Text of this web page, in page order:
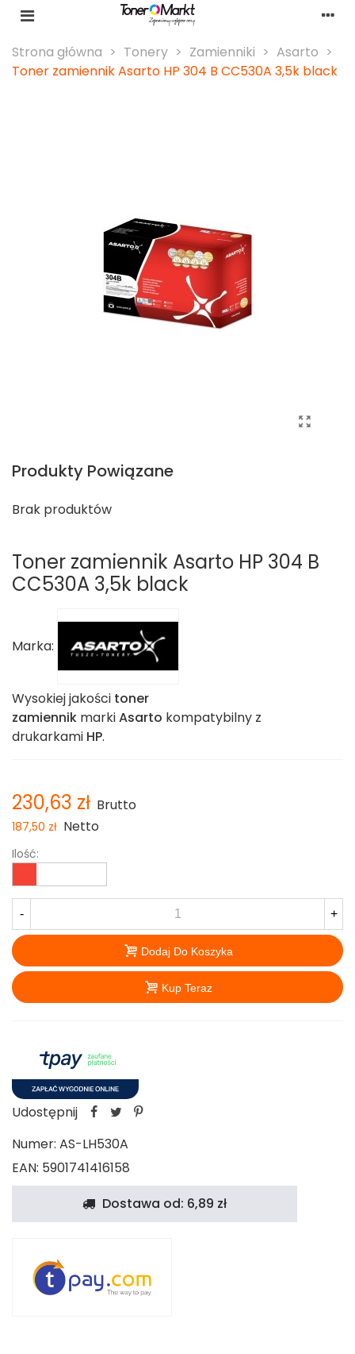
Strona główna > Tonery > Zamienniki > Asarto >
Toner zamiennik Asarto HP 304 B CC530A 3,5k black
Produkty Powiązane
Brak produktów
Toner zamiennik Asarto HP 304 B
CC530A 3,5k black
Marka:
Wysokiej jakości toner
zamiennik markiAsarto kompatybilny z
drukarkami HP.
230,63 zł Brutto
187,50 zł Netto
Ilość:
- +
Dodaj Do Koszyka
Kup Teraz
Udostępnij
Numer: AS-LH530A
EAN: 5901741416158
Dostawa od: 6,89 zł